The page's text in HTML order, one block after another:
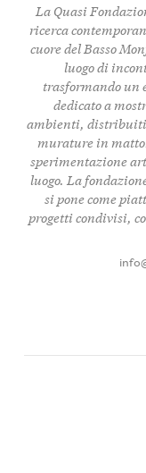
La Quasi
ricerca
cuore delBasso
luogo di
trasformando un
dedicato a
ambienti, distribuiti
murature in
sperimentazione
luogo. La
si pone come
progetti condivisi,